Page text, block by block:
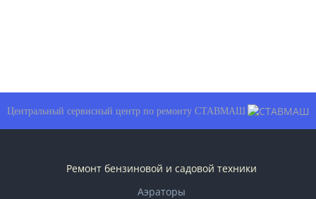
Центральный сервисный центр по ремонту СТАВМАШ
Ремонт бензиновой и садовой техники
Аэраторы